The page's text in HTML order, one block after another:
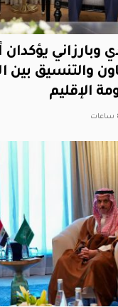
وبارزاني
والتنسيق بين
الإقليم